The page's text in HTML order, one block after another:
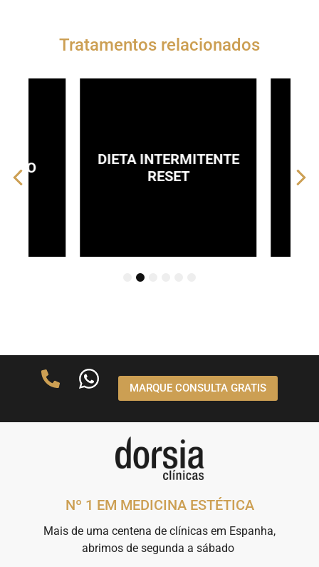
Tratamentos relacionados
DIETA INTERMITENTE
RESET
5
MARQUE CONSULTA GRATIS
Nº 1 EM MEDICINA ESTÉTICA
Mais de uma centena de clínicas em Espanha,
abrimos de segunda a sábado